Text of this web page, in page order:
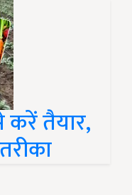
करें तैयार,